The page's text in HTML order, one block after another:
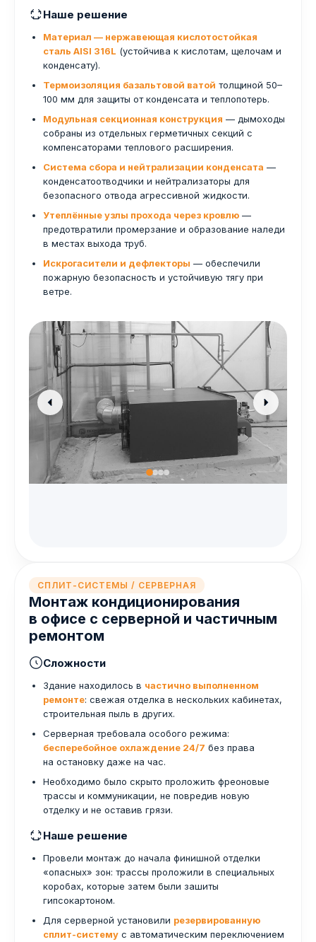
Наше решение
Материал — нержавеющая кислотостойкая
сталь AISI 316L (устойчива к кислотам, щелочам и
конденсату).
Термоизоляция базальтовой ватой толщиной 50–
100 мм для защиты от конденсата и теплопотерь.
Модульная секционная конструкция — дымоходы
собраны из отдельных герметичных секций с
компенсаторами теплового расширения.
Система сбора и нейтрализации конденсата —
конденсатоотводчики и нейтрализаторы для
безопасного отвода агрессивной жидкости.
Утеплённые узлы прохода через кровлю —
предотвратили промерзание и образование наледи
в местах выхода труб.
Искрогасители и дефлекторы — обеспечили
пожарную безопасность и устойчивую тягу при
ветре.
СПЛИТ-СИСТЕМЫ / СЕРВЕРНАЯ
Монтаж кондиционирования
в офисе с серверной и частичным
ремонтом
Сложности
Здание находилось в частично выполненном
ремонте: свежая отделка в нескольких кабинетах,
строительная пыль в других.
Серверная требовала особого режима:
бесперебойное охлаждение 24/7 без права
на остановку даже на час.
Необходимо было скрыто проложить фреоновые
трассы и коммуникации, не повредив новую
отделку и не оставив грязи.
Наше решение
Провели монтаж до начала финишной отделки
«опасных» зон: трассы проложили в специальных
коробах, которые затем были зашиты
гипсокартоном.
Для серверной установили резервированную
сплит-систему с автоматическим переключением